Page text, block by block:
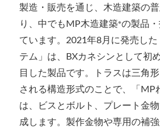
製造・販売を通じ、木造建築の
り、中でもMP木造建築※の製品
ています。2021年8月に発売し
テム」は、BXカネシンとして初
目した製品です。トラスは三角
される構造形式のことで、「MP
は、ビスとボルト、プレート金
成します。製作金物や専用の補強